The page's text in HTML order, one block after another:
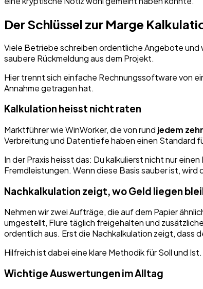
Der Schlüssel zur Marge
Viele Betriebe schreiben ordentliche Angebote und
saubere Rückmeldung aus dem Projekt.
Hier trennt sich einfache Rechnungssoftware von
Annahme getragen hat.
Kalkulation heisst nicht raten
Marktführer wie WinWorker, die von rund jedem
Verbreitung und Datentiefe haben einen Standard
In der Praxis heisst das: Du kalkulierst nicht nur
Fremdleistungen. Wenn diese Basis sauber ist, wird
Nachkalkulation zeigt, wo Geld liegen
Nehmen wir zwei Aufträge, die auf dem Papier
umgestellt, Flure täglich freigehalten und
ordentlich aus. Erst die Nachkalkulation zeigt, dass
Hilfreich ist dabei eine klare Methodik für Soll und
Wichtige Auswertungen im Alltag